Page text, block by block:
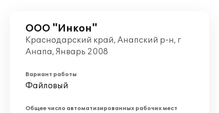
ООО "Инкон"
Краснодарский край, Анапский р-н, г
Анапа, Январь 2008
Вариант работы
Файловый
Общее число автоматизированных рабочих мест